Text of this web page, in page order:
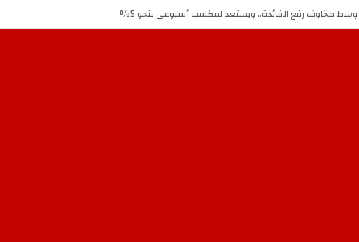
وسط الآفاق المختلطة لصراع الشرق الأوسط